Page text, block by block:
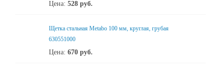
Цена: 528 руб.
Щетка стальная Metabo 100 мм, круглая, грубая
630551000
Цена: 670 руб.